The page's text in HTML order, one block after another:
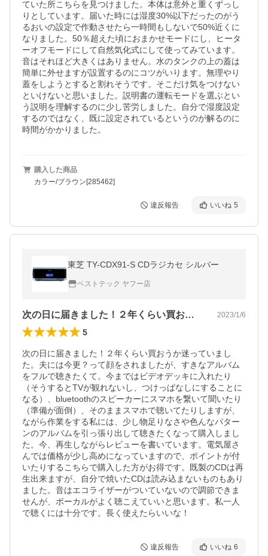
ていた所こちらを見つけました。本体は意外と重くずっし
りとしています。届いた時には湿度30%以下だったのがう
るおいの設定で作動させたら一時間もしないで50%近くに
なりました。50％超えた頃におまかせモードにし、ヒータ
ーオフモードにして自然気化式にして使ってみています。
音はそれほど大きくはありません。水のタンクの上の蓋は
簡単に外せますが設置するのにコツがいります。無理やり
蓋をしようとすると割れそうです。そこだけ気をつけない
といけないと思いました。説明書の運転モードを選ぶとい
う説明を理解するのに少し苦労しました。自分で湿度設定
するのではなく、既に設定されているというのが解るのに
時間がかかりました。
購入した商品
カラー/ブラウン[285462]
違反報告 いいね 5
東芝 TY-CDX91-S CDラジカセ シルバー
ベストテック ヤフー店
次の日に届きました！２年くらい買おうか… 2023/1/6
5
次の日に届きました！２年くらい買おうか迷っていまし
た。夫には今更？って顔をされましたが、すきなアルバム
をフルで聴きたくて。今まではビデオデッキに入れたり
（そうするとTVが観れないし、つけっぱなしにすることに
なる）、bluetoothのスピーカーにスマホを繋いて聞いたり
（準備が面倒）、そのままスマホで聴いてたりしますが、
ながら作業をする私には、少し物足りなさや色んなパター
ンのアルバムを引っ張り出して聴きたくなって購入しまし
た。今、再生しながらレビューを書いています。電気屋さ
んでは価格が少し高めになっていますので、ポイントが付
いたりするこちらで購入した方がお得です。既製のCDは再
生出来ますが、自分で焼いたCDは読み込まないものもあり
ました。音はエコライザーがついていないので調節できま
せんが、ボーカルがよく聴こえていいと思います。私一人
で聴くには十分です。長く使えたらいいな！
違反報告 いいね 6